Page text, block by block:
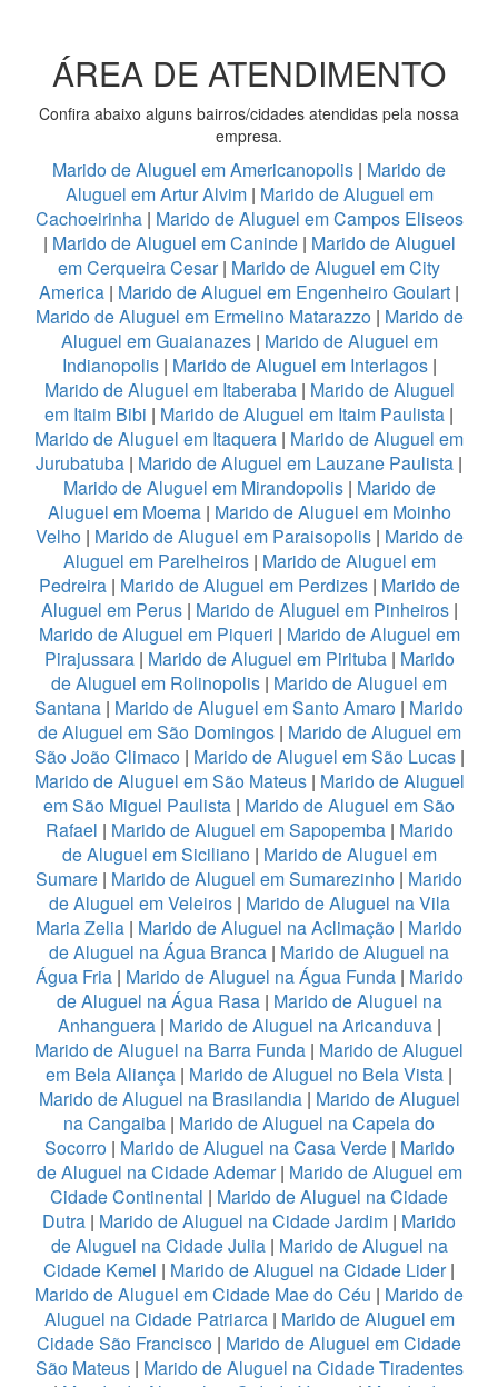
ÁREA DE ATENDIMENTO
Confira abaixo alguns bairros/cidades atendidas pela nossa
empresa.
Marido de Aluguel em Americanopolis | Marido de
Aluguel em Artur Alvim | Marido de Aluguel em
Cachoeirinha| Marido de Aluguel em Campos Eliseos
| Marido de Aluguel em Caninde| Marido de Aluguel
em Cerqueira Cesar| Marido de Aluguel em City
America | Marido de Aluguel em Engenheiro Goulart |
Marido de Aluguel em Ermelino Matarazzo | Marido de
Aluguel em Guaianazes| Marido de Aluguel em
Indianopolis| Marido de Aluguel em Interlagos|
Marido de Aluguel em Itaberaba| Marido de Aluguel
em Itaim Bibi | Marido de Aluguel em Itaim Paulista |
Marido de Aluguel em Itaquera | Marido de Aluguel em
Jurubatuba | Marido de Aluguel em Lauzane Paulista |
Marido de Aluguel em Mirandopolis| Marido de
Aluguel em Moema| Marido de Aluguel em Moinho
Velho | Marido de Aluguel em Paraisopolis| Marido de
Aluguel em Parelheiros| Marido de Aluguel em
Pedreira| Marido de Aluguel em Perdizes| Marido de
Aluguel em Perus| Marido de Aluguel em Pinheiros|
Marido de Aluguel em Piqueri | Marido de Aluguel em
Pirajussara| Marido de Aluguel em Pirituba| Marido
de Aluguel em Rolinopolis | Marido de Aluguel em
Santana | Marido de Aluguel em Santo Amaro | Marido
de Aluguel em São Domingos| Marido de Aluguel em
São João Climaco| Marido de Aluguel em São Lucas|
Marido de Aluguel em São Mateus | Marido de Aluguel
em São Miguel Paulista | Marido de Aluguel em São
Rafael | Marido de Aluguel em Sapopemba | Marido
de Aluguel em Siciliano| Marido de Aluguel em
Sumare | Marido de Aluguel em Sumarezinho | Marido
de Aluguel em Veleiros| Marido de Aluguel na Vila
Maria Zelia | Marido de Aluguel na Aclimação | Marido
de Aluguel na Água Branca | Marido de Aluguel na
Água Fria| Marido de Aluguel na Água Funda| Marido
de Aluguel na Água Rasa | Marido de Aluguel na
Anhanguera| Marido de Aluguel na Aricanduva|
Marido de Aluguel na Barra Funda | Marido de Aluguel
em Bela Aliança | Marido de Aluguel no Bela Vista |
Marido de Aluguel na Brasilandia| Marido de Aluguel
na Cangaiba | Marido de Aluguel na Capela do
Socorro | Marido de Aluguel na Casa Verde| Marido
de Aluguel na Cidade Ademar| Marido de Aluguel em
Cidade Continental | Marido de Aluguel na Cidade
Dutra | Marido de Aluguel na Cidade Jardim | Marido
de Aluguel na Cidade Julia | Marido de Aluguel na
Cidade Kemel | Marido de Aluguel na Cidade Lider|
Marido de Aluguel em Cidade Mae do Céu | Marido de
Aluguel na Cidade Patriarca| Marido de Aluguel em
Cidade São Francisco | Marido de Aluguel em Cidade
São Mateus| Marido de Aluguel na Cidade Tiradentes